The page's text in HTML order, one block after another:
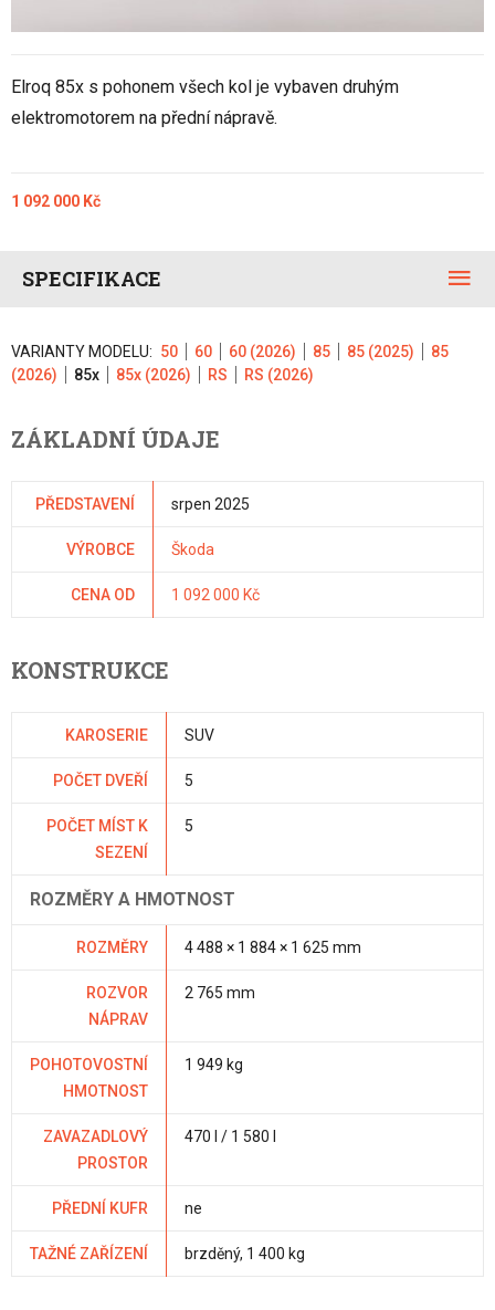
Elroq 85x s pohonem všech kol je vybaven druhým
elektromotorem na přední nápravě.
1 092 000 Kč
SPECIFIKACE
VARIANTY MODELU: 50 60 60 (2026) 85 85 (2025)
85
(2026)
85x 85x (2026) RS RS (2026)
ZÁKLADNÍ ÚDAJE
PŘEDSTAVENÍ srpen 2025
VÝROBCE Škoda
CENA OD 1 092 000 Kč
KONSTRUKCE
KAROSERIE SUV
POČET DVEŘÍ 5
POČET MÍST K
SEZENÍ
5
ROZMĚRY A HMOTNOST
ROZMĚRY 4 488 × 1 884 × 1 625 mm
ROZVOR
NÁPRAV
2 765 mm
POHOTOVOSTNÍ
HMOTNOST
1 949 kg
ZAVAZADLOVÝ
PROSTOR
470 l / 1 580 l
PŘEDNÍ KUFR ne
TAŽNÉ ZAŘÍZENÍ brzděný, 1 400 kg